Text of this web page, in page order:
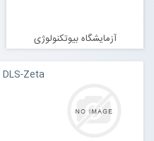
آزمایشگاه بیوتکنولوژی
DLS-Zeta